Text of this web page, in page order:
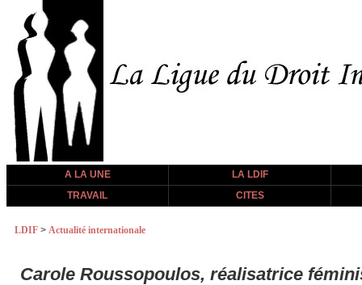
A LA UNE
LA LDIF
TRAVAIL
CITES
LDIF > Actualité internationale
Carole Roussopoulos, réalisatrice